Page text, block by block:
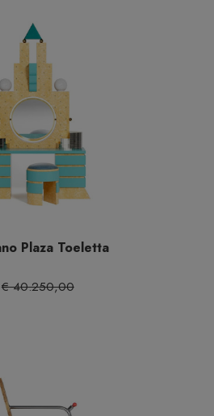
Plaza Toeletta
€ 40.250,00